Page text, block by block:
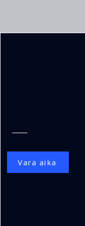
Vara aika